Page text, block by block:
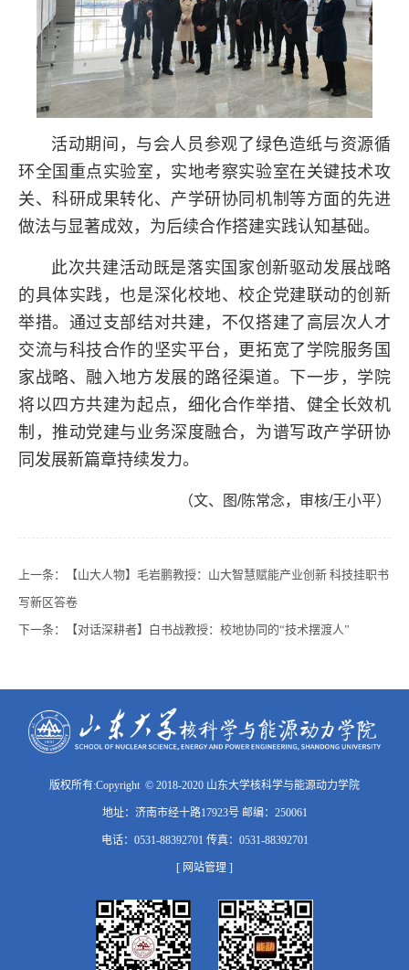
活动期间，与会人员参观了绿色造纸与资源循
环全国重点实验室，实地考察实验室在关键技术攻
关、科研成果转化、产学研协同机制等方面的先进
做法与显著成效，为后续合作搭建实践认知基础。
此次共建活动既是落实国家创新驱动发展战略
的具体实践，也是深化校地、校企党建联动的创新
举措。通过支部结对共建，不仅搭建了高层次人才
交流与科技合作的坚实平台，更拓宽了学院服务国
家战略、融入地方发展的路径渠道。下一步，学院
将以四方共建为起点，细化合作举措、健全长效机
制，推动党建与业务深度融合，为谱写政产学研协
同发展新篇章持续发力。
（文、图/陈常念，审核/王小平）
上一条：
【山大人物】毛岩鹏教授：山大智慧赋能产业创新 科技挂职书
写新区答卷
下一条：
【对话深耕者】白书战教授：校地协同的“技术摆渡人”
版权所有:Copyright © 2018-2020 山东大学核科学与能源动力学院
地址：济南市经十路17923号 邮编：250061
电话：0531-88392701 传真：0531-88392701
[ 网站管理 ]